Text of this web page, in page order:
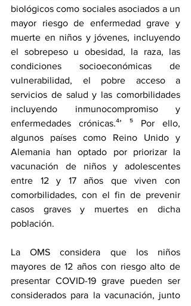
biológicos como sociales asociados a un
mayor riesgo de enfermedad grave y
muerte en niños y jóvenes, incluyendo
el sobrepeso u obesidad, la raza, las
condiciones socioeconómicas de
vulnerabilidad, el pobre acceso a
servicios de salud y las comorbilidades
incluyendo inmunocompromiso y
enfermedades crónicas.⁴’ ⁵ Por ello,
algunos países como Reino Unido y
Alemania han optado por priorizar la
vacunación de niños y adolescentes
entre 12 y 17 años que viven con
comorbilidades, con el fin de prevenir
casos graves y muertes en dicha
población.
La OMS considera que los niños
mayores de 12 años con riesgo alto de
presentar COVID-19 grave pueden ser
considerados para la vacunación, junto